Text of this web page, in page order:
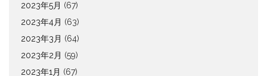
2023年5月 (67)
2023年4月 (63)
2023年3月 (64)
2023年2月 (59)
2023年1月 (67)